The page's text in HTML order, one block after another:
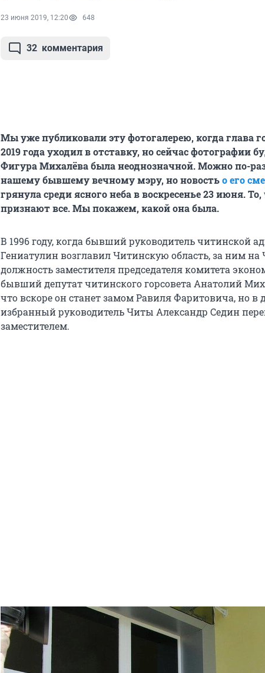
23 июня 2019, 12:20 648
32 комментария
Мы уже публиковали эту фотогалерею, когда глава
2019 года уходил в отставку, но сейчас фотографии
Фигура Михалёва была неоднозначной. Можно по-
нашему бывшему вечному мэру, но новостьо его
грянула среди ясного неба в воскресенье 23 июня.
признают все. Мы покажем, какой она была.
В 1996 году, когда бывший руководитель читинской
Гениатулин возглавил Читинскую область, за ним на
должность заместителя председателя комитета
бывший депутат читинского горсовета Анатолий
что вскоре он станет замом Равиля Фаритовича, но в
избранный руководитель Читы Александр Седин
заместителем.